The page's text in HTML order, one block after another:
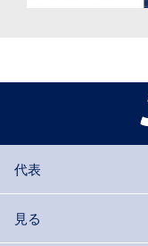
代表
見る